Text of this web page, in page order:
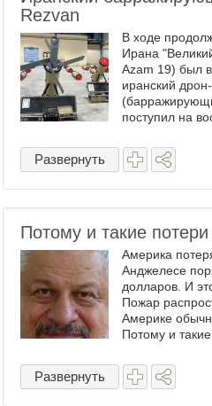
Rezvan
В ходе
Ирана
Azam 19) был
иранский
поступил на
КСИР под
Заявлено, что
имеет ...
Развернуть
Потому и такие
Америка
Анджелесе
долларов. И
Пожар
Америке
Потому и
представьте,
шедевров и ...
Развернуть